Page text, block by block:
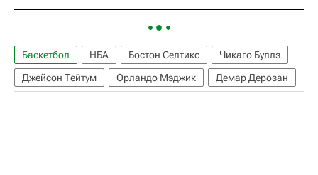
Баскетбол НБА Бостон Селтикс
Чикаго Буллз
Джейсон Тейтум
Орландо Мэджик Демар Дерозан